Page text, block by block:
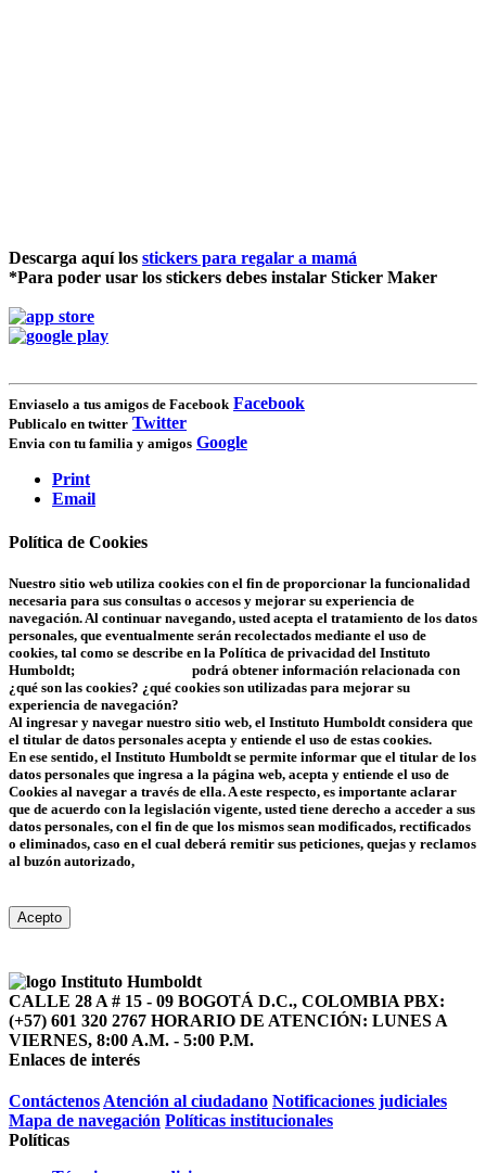
Descarga aquí los stickers para regalar a mamá
*Para poder usar los stickers debes instalar Sticker Maker
Enviaselo a tus amigos de Facebook Facebook
Publicalo en twitter Twitter
Envia con tu familia y amigos Google
Print
Email
Política de Cookies
Nuestro sitio web utiliza cookies con el fin de proporcionar la funcionalidad
necesaria para sus consultas o accesos y mejorar su experiencia de
navegación. Al continuar navegando, usted acepta el tratamiento de los datos
personales, que eventualmente serán recolectados mediante el uso de
cookies, tal como se describe en la Política de privacidad del Instituto
Humboldt;
podrá obtener información relacionada con
¿qué son las cookies? ¿qué cookies son utilizadas para mejorar su
experiencia de navegación?
Al ingresar y navegar nuestro sitio web, el Instituto Humboldt considera que
el titular de datos personales acepta y entiende el uso de estas cookies.
En ese sentido, el Instituto Humboldt se permite informar que el titular de los
datos personales que ingresa a la página web, acepta y entiende el uso de
Cookies al navegar a través de ella. A este respecto, es importante aclarar
que de acuerdo con la legislación vigente, usted tiene derecho a acceder a sus
datos personales, con el fin de que los mismos sean modificados, rectificados
o eliminados, caso en el cual deberá remitir sus peticiones, quejas y reclamos
al buzón autorizado,
Acepto
CALLE 28 A # 15 - 09 BOGOTÁ D.C., COLOMBIA PBX:
(+57) 601 320 2767 HORARIO DE ATENCIÓN: LUNES A
VIERNES, 8:00 A.M. - 5:00 P.M.
Enlaces de interés
Contáctenos Atención al ciudadano Notificaciones judiciales
Mapa de navegación Políticas institucionales
Políticas